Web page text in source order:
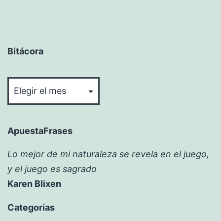
Bitácora
ApuestaFrases
Lo mejor de mi naturaleza se revela en el juego,
y el juego es sagrado
Karen Blixen
Categorías